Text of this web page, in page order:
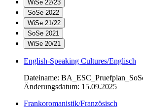
WiSe 22/23
SoSe 2022
WiSe 21/22
SoSe 2021
WiSe 20/21
English-Speaking Cultures/Englisch
Dateiname:
Änderungsdatum: 15.09.2025
Frankoromanistik/Französisch